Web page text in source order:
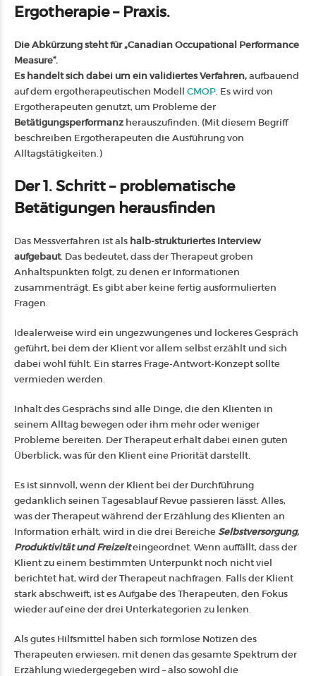
Ergotherapie – Praxis.
Die Abkürzung steht für „Canadian Occupational Performance
Measure“.
Es handelt sich dabei um ein validiertes Verfahren,aufbauend
auf dem ergotherapeutischen Modell CMOP. Es wird von
Ergotherapeuten genutzt, um Probleme der
Betätigungsperformanz herauszufinden. (Mit diesem Begriff
beschreiben Ergotherapeuten die Ausführung von
Alltagstätigkeiten.)
Der 1. Schritt–problematische
Betätigungen herausfinden
Das Messverfahren ist als halb-strukturiertes Interview
aufgebaut. Das bedeutet, dass der Therapeut groben
Anhaltspunkten folgt, zu denen er Informationen
zusammenträgt. Es gibt aber keine fertig ausformulierten
Fragen.
Idealerweise wird ein ungezwungenes und lockeres Gespräch
geführt, bei dem der Klient vor allem selbst erzählt und sich
dabei wohl fühlt. Ein starres Frage-Antwort-Konzept sollte
vermieden werden.
Inhalt des Gesprächs sind alle Dinge, die den Klienten in
seinem Alltag bewegen oder ihm mehr oder weniger
Probleme bereiten. Der Therapeut erhält dabei einen guten
Überblick, was für den Klient eine Priorität darstellt.
Es ist sinnvoll, wenn der Klient bei der Durchführung
gedanklich seinen Tagesablauf Revue passieren lässt. Alles,
was der Therapeut während der Erzählung des Klienten an
Information erhält, wird in die drei BereicheSelbstversorgung,
Produktivität und Freizeiteingeordnet. Wenn auffällt, dass der
Klient zu einem bestimmten Unterpunkt noch nicht viel
berichtet hat, wird der Therapeut nachfragen. Falls der Klient
stark abschweift, ist es Aufgabe des Therapeuten, den Fokus
wieder auf eine der drei Unterkategorien zu lenken.
Als gutes Hilfsmittel haben sich formlose Notizen des
Therapeuten erwiesen, mit denen das gesamte Spektrum der
Erzählung wiedergegeben wird – also sowohl die